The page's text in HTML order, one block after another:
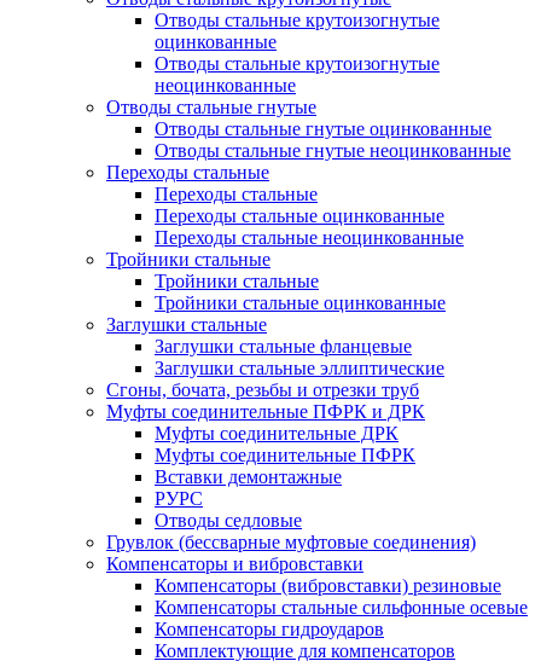
Отводы стальные крутоизогнутые
оцинкованные
Отводы стальные крутоизогнутые
неоцинкованные
Отводы стальные гнутые
Отводы стальные гнутые оцинкованные
Отводы стальные гнутые неоцинкованные
Переходы стальные
Переходы стальные
Переходы стальные оцинкованные
Переходы стальные неоцинкованные
Тройники стальные
Тройники стальные
Тройники стальные оцинкованные
Заглушки стальные
Заглушки стальные фланцевые
Заглушки стальные эллиптические
Сгоны, бочата, резьбы и отрезки труб
Муфты соединительные ПФРК и ДРК
Муфты соединительные ДРК
Муфты соединительные ПФРК
Вставки демонтажные
РУРС
Отводы седловые
Грувлок (бессварные муфтовые соединения)
Компенсаторы и вибровставки
Компенсаторы (вибровставки) резиновые
Компенсаторы стальные сильфонные осевые
Компенсаторы гидроударов
Комплектующие для компенсаторов